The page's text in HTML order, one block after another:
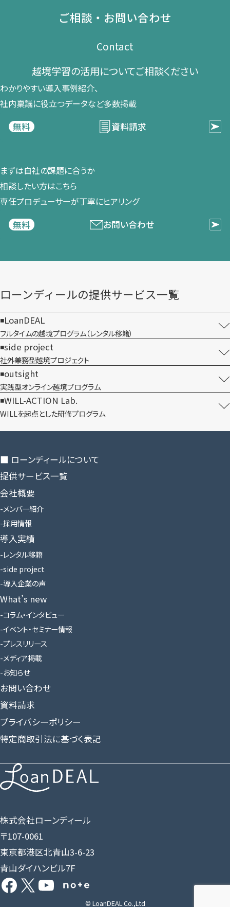
ご相談・お問い合わせ
Contact
越境学習の​活用に​ついて​ご相談ください​
わかりやすい導入事例紹介、​
社内稟議に​役立つデータなど​多数掲載
無料
資料請求
まずは​自社の​課題に​合うか​
相談したい方は​こちら
専任プロデューサーが​丁寧に​ヒアリング
無料
お問い合わせ
ローンディールの​提供サービス一覧
LoanDEAL
フルタイムの越境プログラム​（レンタル移籍）
side project
社外兼務型​越境プロジェクト
outsight
実践型オンライン​越境プログラム
WILL-ACTION Lab.
WILLを​起点とした​研修プログラム
株式会社ローンディール
〒107-0061
東京都港区北青山3-6-23
青山ダイハンビル7F
Facebook
X YouTube
Share Icon
■ ローンディールに​ついて
提供サービス一覧
会社概要
メンバー紹介
採用情報
導入実績
レンタル移籍
side project
導入企業の声
What’s new
コラム・インタビュー
イベント・セミナー情報
プレスリリース
メディア掲載
お知らせ
お問い合わせ
資料請求
プライバシーポリシー
特定商取引法に基づく表記
© LoanDEAL Co.,Ltd